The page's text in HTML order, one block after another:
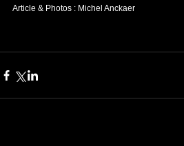
Article & Photos : Michel Anckaer